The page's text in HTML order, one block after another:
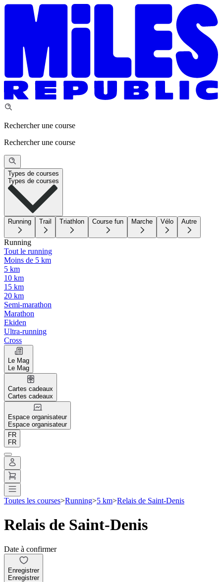
Rechercher une course
Rechercher une course
Types de courses
Types de courses
Running Trail Triathlon Course fun Marche Vélo Autre
Running
Tout le running
Moins de 5 km
5 km
10 km
15 km
20 km
Semi-marathon
Marathon
Ekiden
Ultra-running
Cross
Le Mag
Le Mag
Cartes cadeaux
Cartes cadeaux
Espace organisateur
Espace organisateur
FR
FR
Toutes les courses>Running>5 km>Relais de Saint-Denis
Relais de Saint-Denis
Date à confirmer
Enregistrer
Enregistrer